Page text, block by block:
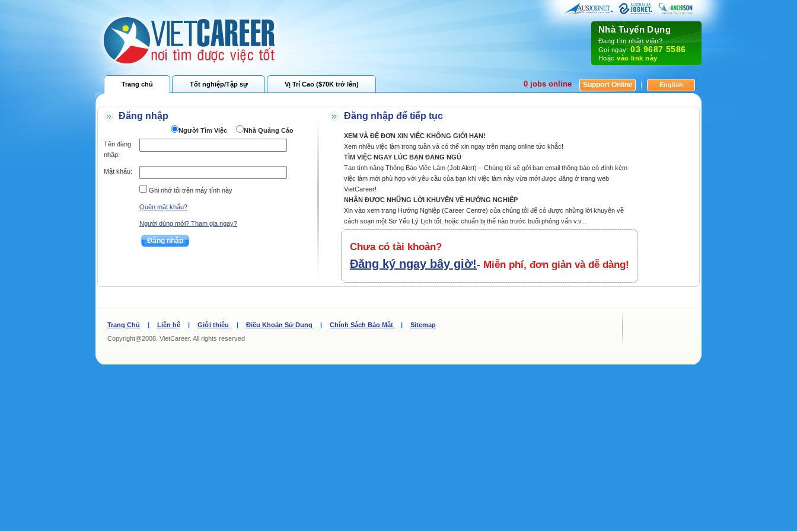
Nhà Tuyển Dụng
Đang tìm nhân viên?
Gọi ngay:03 9687 5586
Hoặcvào link này
Trang chủ Tốt nghiệp/Tập sự Vị Trí Cao ($70K trở lên) 0 jobs online Support Online English
Đăng nhập
Người Tìm Việc
Nhà Quảng Cáo
Tên đăng
nhập:
Mật khẩu:
Ghi nhớ tôi trên máy tính này
Quên mật khẩu?
Người dùng mới? Tham gia ngay?
Đăng nhập để tiếp tục
XEM VÀ ĐỆ ĐƠN XIN VIỆC KHÔNG GIỚI HẠN!
Xem nhiều việc làm trong tuần và có thể xin ngay trên mạng online tức khắc!
TÌM VIỆC NGAY LÚC BẠN ĐANG NGỦ
Tạo tính năng Thông Báo Việc Làm (Job Alert) – Chúng tôi sẽ gởi bạn email thông báo có đính kèm
việc làm mới phù hợp với yêu cầu của bạn khi việc làm này vừa mới được đăng ở trang web
VietCareer!
NHẬN ĐƯỢC NHỮNG LỜI KHUYÊN VỀ HƯỚNG NGHIỆP
Xin vào xem trang Hướng Nghiệp (Career Centre) của chúng tôi để có được những lời khuyên về
cách soạn một Sơ Yếu Lý Lịch tốt, hoặc chuẩn bị thế nào trước buổi phỏng vấn v.v...
Chưa có tài khoản?
Đăng ký ngay bây giờ!- Miễn phí, đơn giản và dễ dàng!
Trang Chủ | Liên hệ | Giới thiệu | Điều Khoản Sử Dụng | Chính Sách Bảo Mật |
Sitemap
Copyright@2008. VietCareer. All rights reserved